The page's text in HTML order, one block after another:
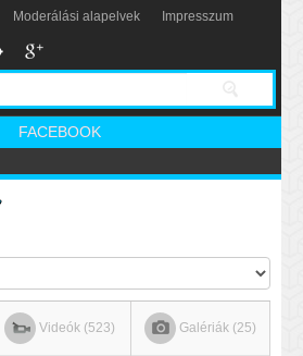
Moderálási alapelvek Impresszum
FACEBOOK
Videók (523) Galériák (25)